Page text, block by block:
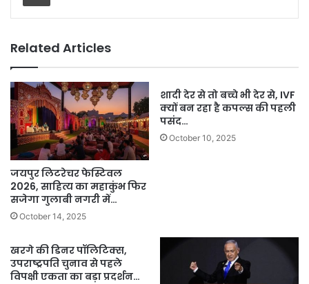
Related Articles
जयपुर लिटरेचर फेस्टिवल
2026, साहित्य का महाकुंभ फिर
सजेगा गुलाबी नगरी में…
October 14, 2025
शादी देर से तो बच्चे भी देर से, IVF
क्यों बन रहा है कपल्स की पहली
पसंद…
October 10, 2025
खरगे की डिनर पॉलिटिक्स,
उपराष्ट्रपति चुनाव से पहले
विपक्षी एकता का बड़ा प्रदर्शन…